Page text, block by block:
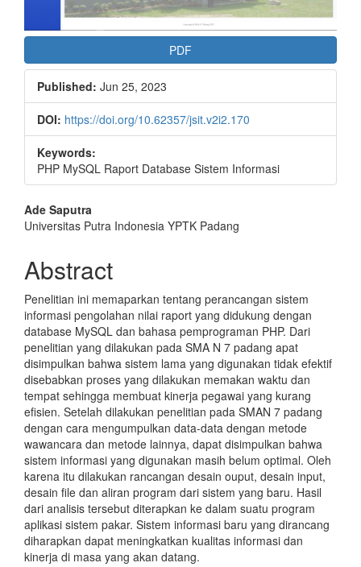
PDF
Published: Jun 25, 2023
DOI: https://doi.org/10.62357/jsit.v2i2.170
Keywords:
PHP MySQL Raport Database Sistem Informasi
Main
Article
Content
Ade Saputra
Universitas Putra Indonesia YPTK Padang
Abstract
Penelitian ini memaparkan tentang perancangan sistem
informasi pengolahan nilai raport yang didukung dengan
database MySQL dan bahasa pemprograman PHP. Dari
penelitian yang dilakukan pada SMA N 7 padang apat
disimpulkan bahwa sistem lama yang digunakan tidak efektif
disebabkan proses yang dilakukan memakan waktu dan
tempat sehingga membuat kinerja pegawai yang kurang
efisien. Setelah dilakukan penelitian pada SMAN 7 padang
dengan cara mengumpulkan data-data dengan metode
wawancara dan metode lainnya, dapat disimpulkan bahwa
sistem informasi yang digunakan masih belum optimal. Oleh
karena itu dilakukan rancangan desain ouput, desain input,
desain file dan aliran program dari sistem yang baru. Hasil
dari analisis tersebut diterapkan ke dalam suatu program
aplikasi sistem pakar. Sistem informasi baru yang dirancang
diharapkan dapat meningkatkan kualitas informasi dan
kinerja di masa yang akan datang.